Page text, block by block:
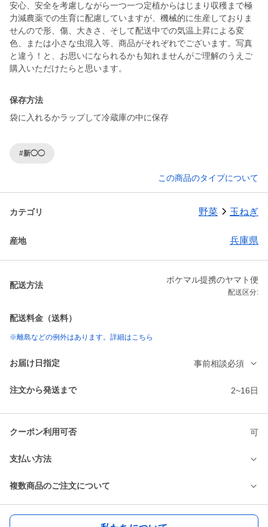
安心、安全を考慮しながら一つ一つ定植からはじまり収穫まで極
力減農薬での生育に配慮していますが、機械的に生産しておりま
せんので形、傷、大きさ、そして配送中での気温上昇による変
色、または小さな虫混入等、商品がそれぞれでございます。写真
と違う！と、お思いになられるかも知れませんがご理解のうえご
購入いただけたらと思います。
保存方法
袋に入れるかラップして冷蔵庫の中に保存
#新◯◯
この商品のタイプについて
カテゴリ 野菜 玉ねぎ
産地 兵庫県
配送方法
ポケマル提携のヤマト便
配送区分:
配送料金（送料）
※離島などの例外はあります。詳細はこちら
お届け日指定 事前相談必須
注文から発送まで 2~16日
クーポン利用可否 可
支払い方法
複数商品のご注文について